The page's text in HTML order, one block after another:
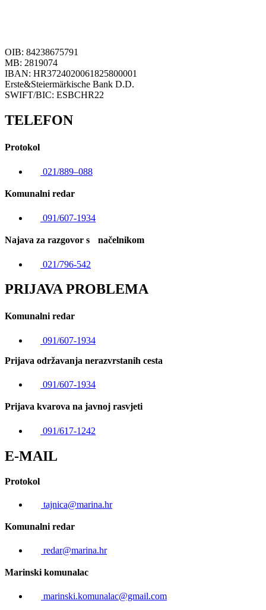
OIB: 84238675791
MB: 2819074
IBAN: HR3724020061825800001
Erste&Steiermärkische Bank D.D.
SWIFT/BIC: ESBCHR22
TELEFON
Protokol
021/889–088
Komunalni redar
091/607-1934
Najava za razgovor s načelnikom
021/796-542
PRIJAVA PROBLEMA
Komunalni redar
091/607-1934
Prijava održavanja nerazvrstanih cesta
091/607-1934
Prijava kvarova na javnoj rasvjeti
091/617-1242
E-MAIL
Protokol
tajnica@marina.hr
Komunalni redar
redar@marina.hr
Marinski komunalac
marinski.komunalac@gmail.com